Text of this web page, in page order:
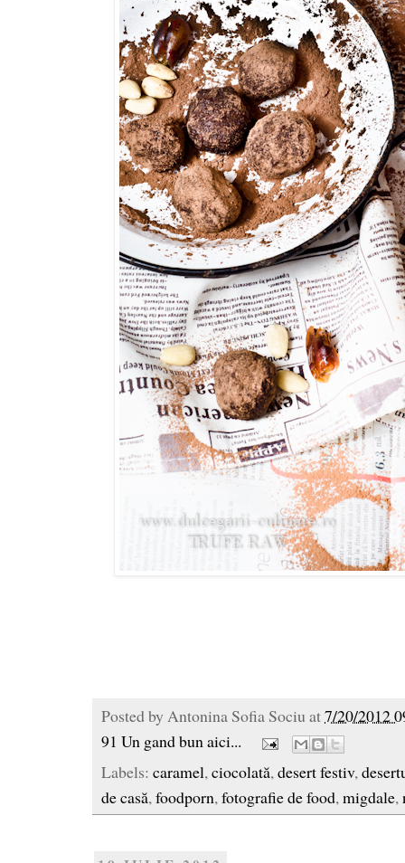
Posted by Antonina Sofia Sociu at7/20/2012
91 Un gand bun aici...
Labels: caramel, ciocolată, desert festiv,
de casă, foodporn, fotografie de food, migdale,